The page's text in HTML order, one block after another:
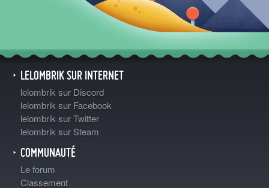
LELOMBRIK SUR INTERNET
lelombrik sur Discord
lelombrik sur Facebook
lelombrik sur Twitter
lelombrik sur Steam
COMMUNAUTÉ
Le forum
Classement